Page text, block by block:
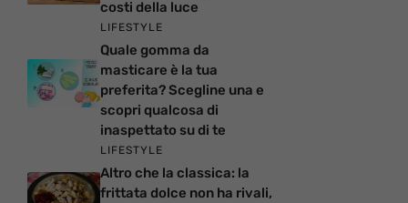
costi della luce
LIFESTYLE
Quale gomma da
masticare è la tua
preferita? Scegline una e
scopri qualcosa di
inaspettato su di te
LIFESTYLE
Altro che la classica: la
frittata dolce non ha rivali,